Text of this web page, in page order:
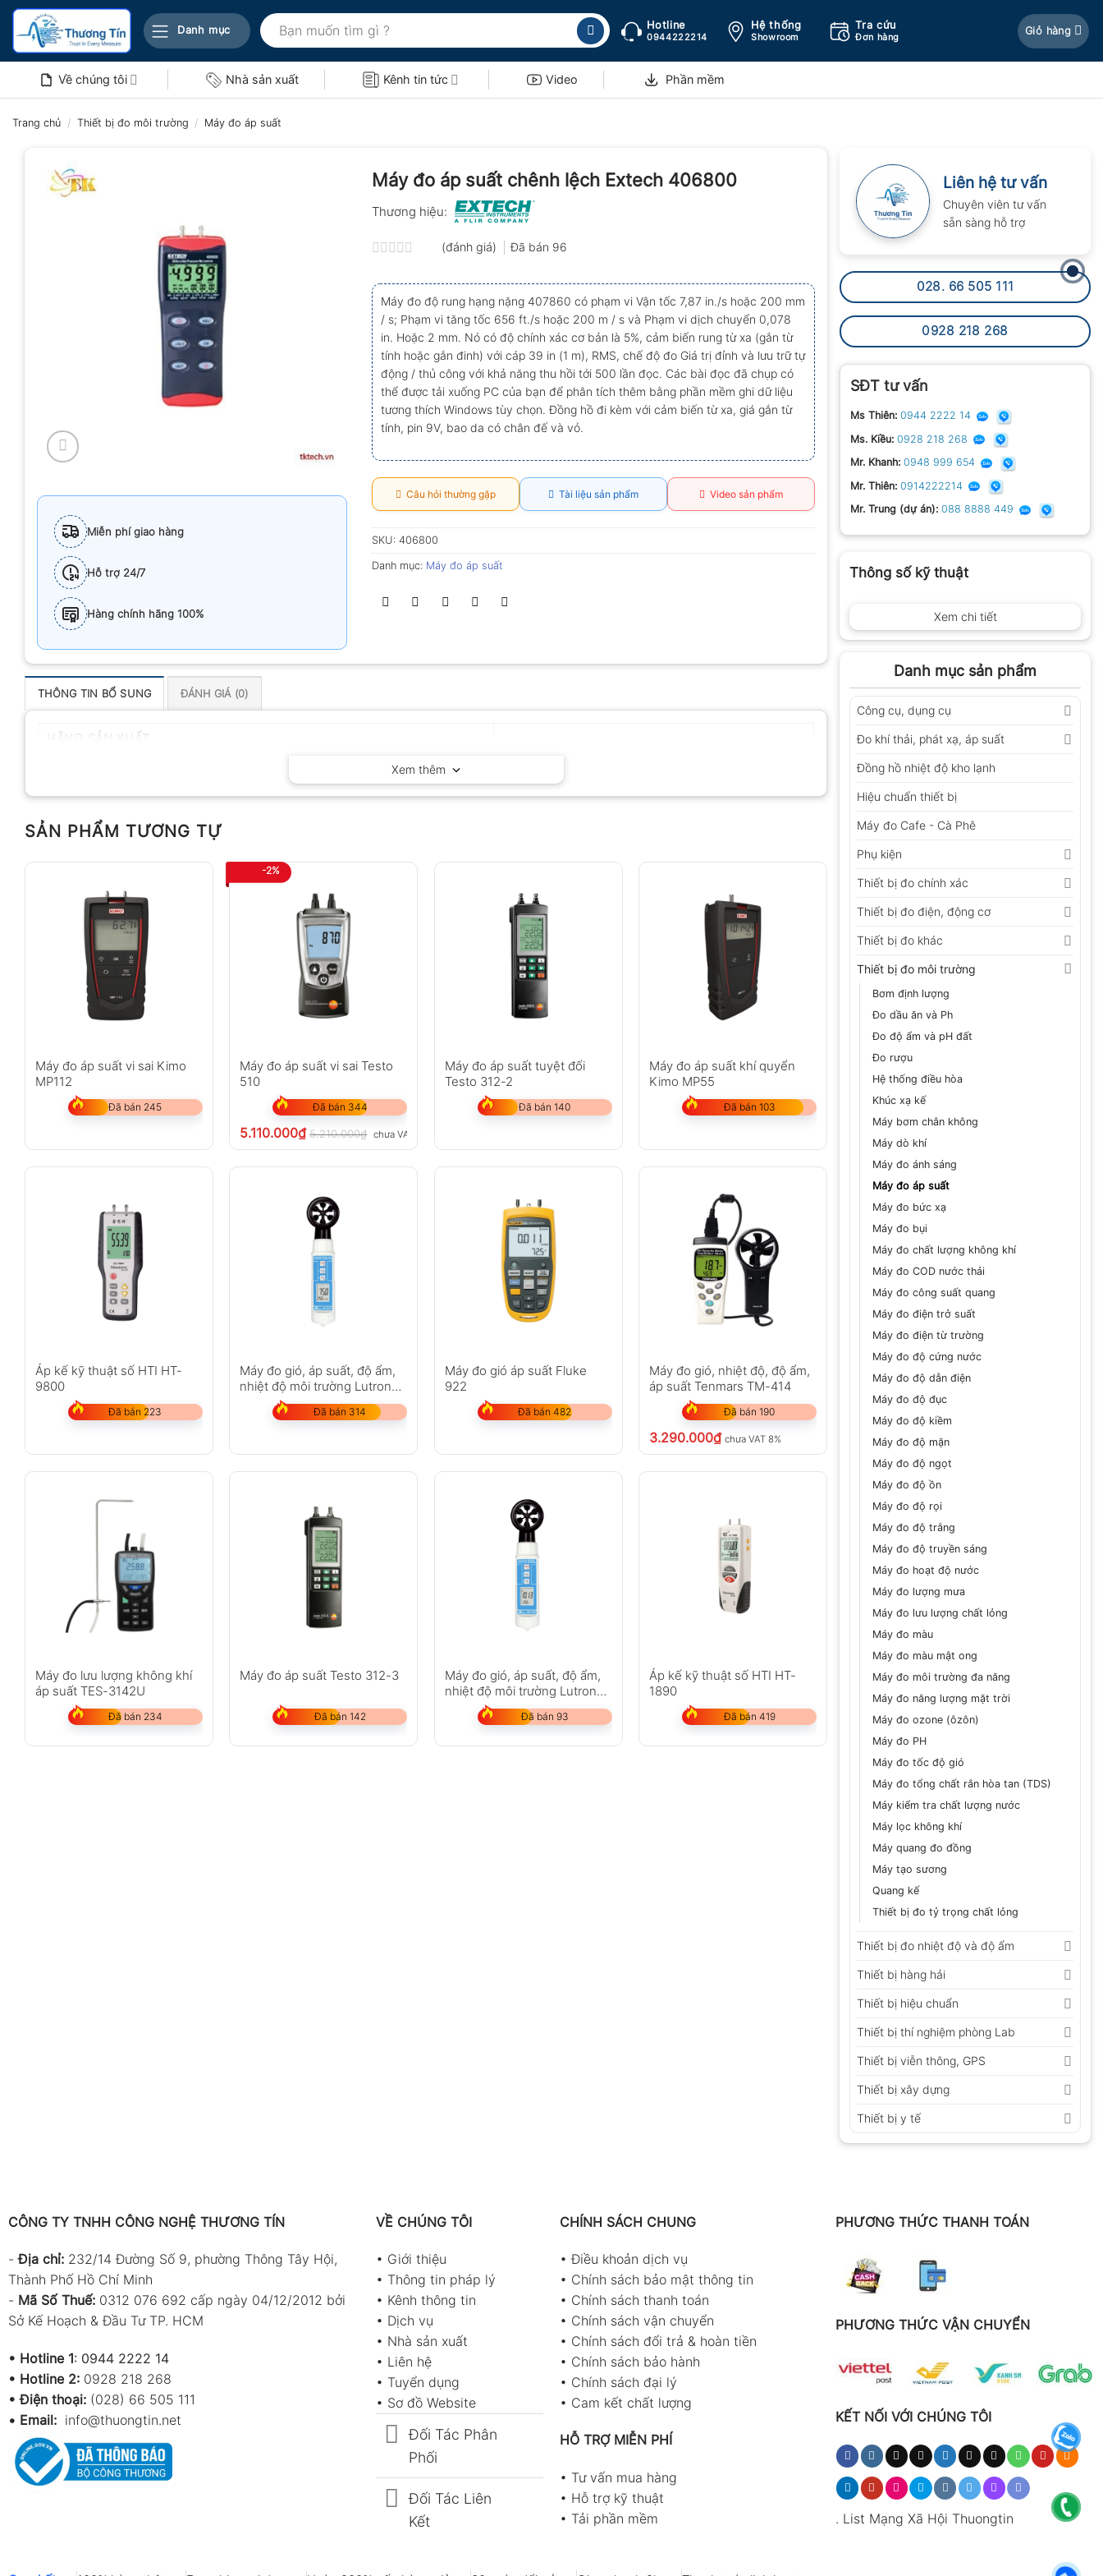
Bỏ
nội
Danh mục
Tìm
kiếm:
Hotline
0944222214
Hệ thống
Showroom
Tra cứu
Đơn hàng
Giỏ hàng
Về chúng tôi Nhà sản xuất Kênh tin tức Video Phần mềm
Trang chủ / Thiết bị đo môi trường / Máy đo áp suất
Liên hệ tư vấn
Chuyên viên tư vấn
sẵn sàng hỗ trợ
028. 66 505 111
0928 218 268
SĐT tư vấn
Ms Thiên: 0944 2222 14
Ms. Kiều: 0928 218 268
Mr. Khanh: 0948 999 654
Mr. Thiên: 0914222214
Mr. Trung (dự án): 088 8888 449
Thông số kỹ thuật
Xem chi tiết
Danh mục sản phẩm
Công cụ, dụng cụ
Đo khí thải, phát xạ, áp suất
Đồng hồ nhiệt độ kho lạnh
Hiệu chuẩn thiết bị
Máy đo Cafe - Cà Phê
Phụ kiện
Thiết bị đo chính xác
Thiết bị đo điện, động cơ
Thiết bị đo khác
Thiết bị đo môi trường
Bơm định lượng
Đo dầu ăn và Ph
Đo độ ẩm và pH đất
Đo rượu
Hệ thống điều hòa
Khúc xạ kế
Máy bơm chân không
Máy dò khí
Máy đo ánh sáng
Máy đo áp suất
Máy đo bức xạ
Máy đo bụi
Máy đo chất lượng không khí
Máy đo COD nước thải
Máy đo công suất quang
Máy đo điện trở suất
Máy đo điện từ trường
Máy đo độ cứng nước
Máy đo độ dẫn điện
Máy đo độ đục
Máy đo độ kiềm
Máy đo độ mặn
Máy đo độ ngọt
Máy đo độ ồn
Máy đo độ rọi
Máy đo độ trắng
Máy đo độ truyền sáng
Máy đo hoạt độ nước
Máy đo lượng mưa
Máy đo lưu lượng chất lỏng
Máy đo màu
Máy đo màu mật ong
Máy đo môi trường đa năng
Máy đo năng lượng mặt trời
Máy đo ozone (ôzôn)
Máy đo PH
Máy đo tốc độ gió
Máy đo tổng chất rắn hòa tan (TDS)
Máy kiểm tra chất lượng nước
Máy lọc không khí
Máy quang đo đồng
Máy tạo sương
Quang kế
Thiết bị đo tỷ trọng chất lỏng
Thiết bị đo nhiệt độ và độ ẩm
Thiết bị hàng hải
Thiết bị hiệu chuẩn
Thiết bị thí nghiệm phòng Lab
Thiết bị viễn thông, GPS
Thiết bị xây dựng
Thiết bị y tế
Miễn phí giao hàng
Hỗ trợ 24/7
Hàng chính hãng 100%
Máy đo áp suất chênh lệch Extech 406800
Thương hiệu:
xếp
hạng
0.0
5
sao
(đánh giá) Đã bán 96
Máy đo độ rung hạng nặng 407860 có phạm vi Vận tốc 7,87 in./s hoặc 200 mm
/ s; Phạm vi tăng tốc 656 ft./s hoặc 200 m / s và Phạm vi dịch chuyển 0,078
in. Hoặc 2 mm. Nó có độ chính xác cơ bản là 5%, cảm biến rung từ xa (gắn từ
tính hoặc gắn đinh) với cáp 39 in (1 m), RMS, chế độ đo Giá trị đỉnh và lưu trữ tự
động / thủ công với khả năng thu hồi tới 500 lần đọc. Các bài đọc đã chụp có
thể được tải xuống PC của bạn để phân tích thêm bằng phần mềm ghi dữ liệu
tương thích Windows tùy chọn. Đồng hồ đi kèm với cảm biến từ xa, giá gắn từ
tính, pin 9V, bao da có chân đế và vỏ.
Câu hỏi thường gặp Tài liệu sản phẩm Video sản phẩm
SKU: 406800
Danh mục: Máy đo áp suất
THÔNG TIN BỔ SUNG ĐÁNH GIÁ (0)
Xem thêm
SẢN PHẨM TƯƠNG TỰ
Máy đo áp suất vi sai Kimo
MP112
Đã bán 245
-2%
Máy đo áp suất vi sai Testo
510
Đã bán 344
5.110.000₫ 5.210.000₫ chưa VAT 8%
Máy đo áp suất tuyệt đối
Testo 312-2
Đã bán 140
Máy đo áp suất khí quyển
Kimo MP55
Đã bán 103
Áp kế kỹ thuật số HTI HT-
9800
Đã bán 223
Máy đo gió, áp suất, độ ẩm,
nhiệt độ môi trường Lutron
AH-4223
Đã bán 314
Máy đo gió áp suất Fluke
922
Đã bán 482
Máy đo gió, nhiệt độ, độ ẩm,
áp suất Tenmars TM-414
Đã bán 190
3.290.000₫ chưa VAT 8%
Máy đo lưu lượng không khí
áp suất TES-3142U
Đã bán 234
Máy đo áp suất Testo 312-3
Đã bán 142
Máy đo gió, áp suất, độ ẩm,
nhiệt độ môi trường Lutron
ABH-4225
Đã bán 93
Áp kế kỹ thuật số HTI HT-
1890
Đã bán 419
CÔNG TY TNHH CÔNG NGHỆ THƯƠNG TÍN
-Địa chỉ: 232/14 Đường Số 9, phường Thông Tây Hội,
Thành Phố Hồ Chí Minh
- Mã Số Thuế: 0312 076 692 cấp ngày 04/12/2012 bởi
Sở Kế Hoạch & Đầu Tư TP. HCM
• Hotline 1: 0944 2222 14
• Hotline 2: 0928 218 268
• Điện thoại: (028) 66 505 111
• Email: info@thuongtin.net
VỀ CHÚNG TÔI
• Giới thiệu
• Thông tin pháp lý
• Kênh thông tin
• Dịch vụ
• Nhà sản xuất
• Liên hệ
• Tuyển dụng
• Sơ đồ Website
Đối Tác Phân
Phối
Đối Tác Liên
Kết
CHÍNH SÁCH CHUNG
•Điều khoản dịch vụ
• Chính sách bảo mật thông tin
• Chính sách thanh toán
• Chính sách vận chuyển
• Chính sách đổi trả & hoàn tiền
• Chính sách bảo hành
• Chính sách đại lý
• Cam kết chất lượng
HỖ TRỢ MIỄN PHÍ
• Tư vấn mua hàng
• Hỗ trợ kỹ thuật
• Tải phần mềm
PHƯƠNG THỨC THANH TOÁN
PHƯƠNG THỨC VẬN CHUYỂN
KẾT NỐI VỚI CHÚNG TÔI
. List Mạng Xã Hội Thuongtin